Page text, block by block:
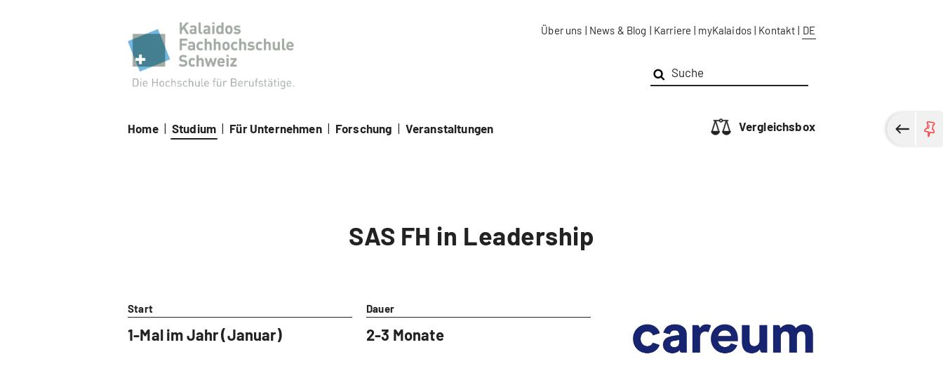
Über uns | News & Blog | Karriere | myKalaidos | Kontakt | DE
Home | Studium | Für Unternehmen | Forschung | Veranstaltungen Vergleichsbox
SAS FH in Leadership
Start
1-Mal im Jahr (Januar)
Dauer
2-3 Monate